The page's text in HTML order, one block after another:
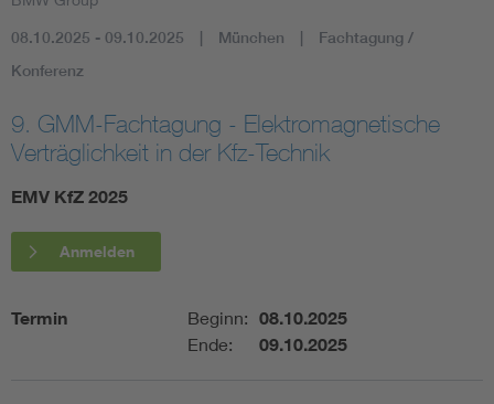
Weitere Themen
Assisted Living
Electromobility
Energy efficiency
Energy storage
08.10.2025 - 09.10.2025 München
Fachtagung /
Konferenz
9. GMM-Fachtagung - Elektromagnetische
Verträglichkeit in der Kfz-Technik
EMV KfZ 2025
Anmelden
Termin Beginn: 08.10.2025
Ende: 09.10.2025